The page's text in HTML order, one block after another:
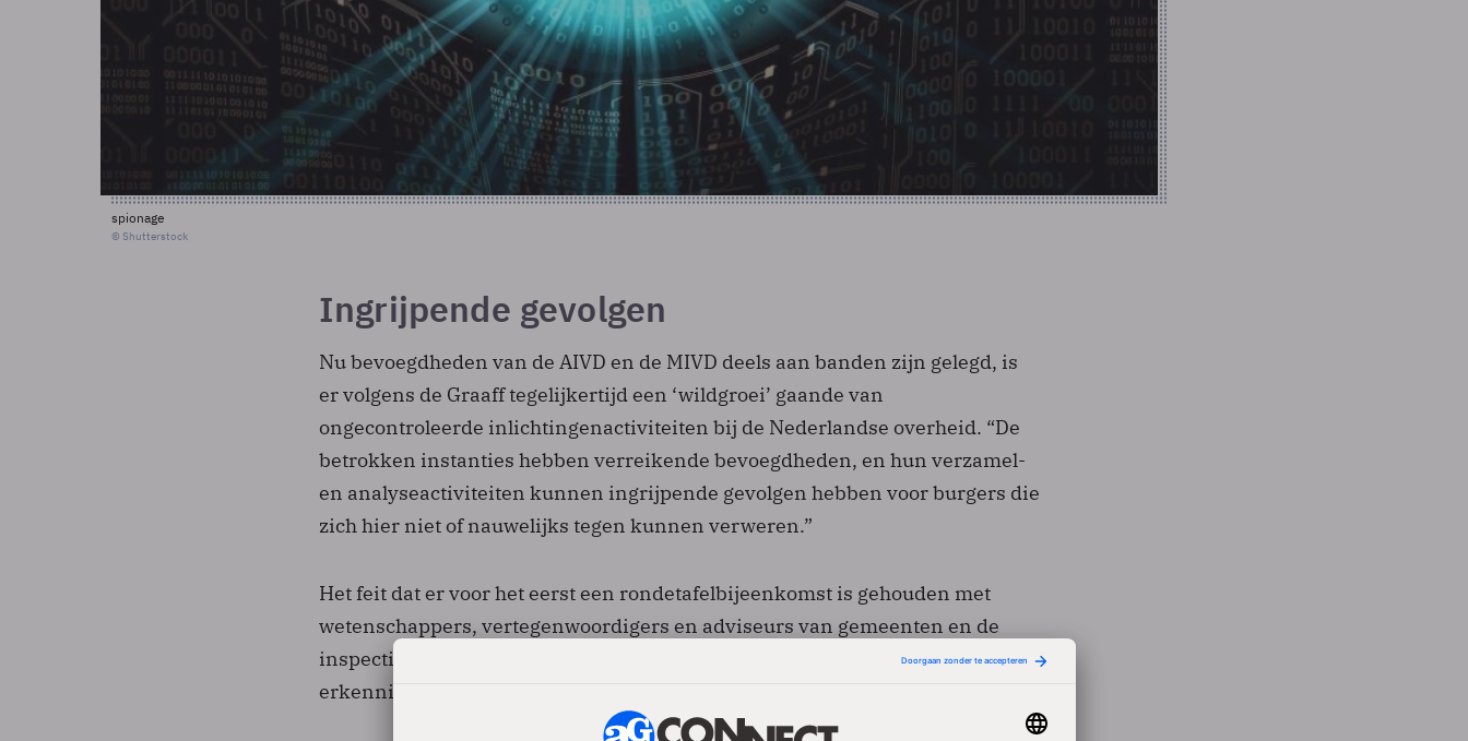
spionage
© Shutterstock
Ingrijpende gevolgen
Nu bevoegdheden van de AIVD en de MIVD deels aan banden zijn gelegd, is
er volgens de Graaff tegelijkertijd een ‘wildgroei’ gaande van
ongecontroleerde inlichtingenactiviteiten bij de Nederlandse overheid. “De
betrokken instanties hebben verreikende bevoegdheden, en hun verzamel-
en analyseactiviteiten kunnen ingrijpende gevolgen hebben voor burgers die
zich hier niet of nauwelijks tegen kunnen verweren.”
Het feit dat er voor het eerst een rondetafelbijeenkomst is gehouden met
wetenschappers, vertegenwoordigers en adviseurs van gemeenten en de
inspectie van Justitie en Veiligheid, ziet De Graaff als het begin van
erkenning van het probleem.